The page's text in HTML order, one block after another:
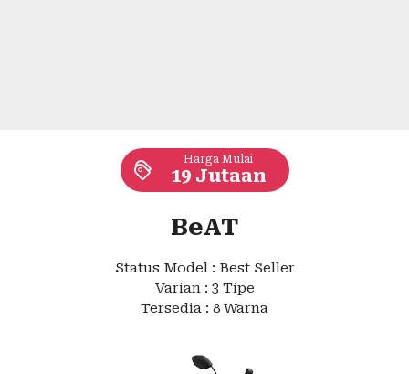
Harga Mulai
19 Jutaan
BeAT
Status Model : Best Seller
Varian : 3 Tipe
Tersedia : 8 Warna